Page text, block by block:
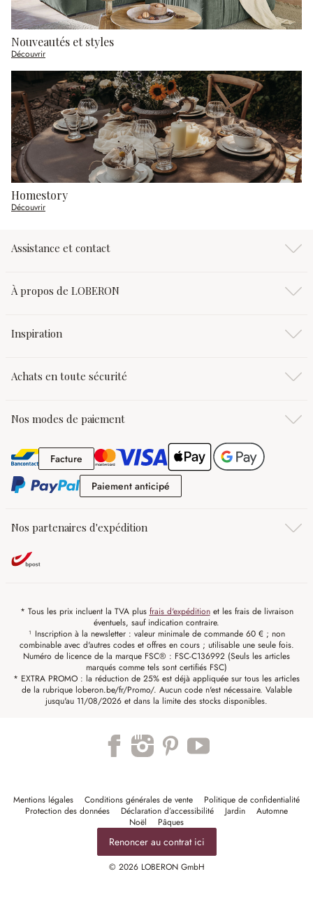
Nouveautés et styles
Découvrir
Homestory
Découvrir
Assistance et contact
À propos de LOBERON
Inspiration
Achats en toute sécurité
Nos modes de paiement
FactureFacture
Paiement anticipé
Nos partenaires d'expédition
* Tous les prix incluent la TVA plus frais d'expéditionet les frais de livraison
éventuels, sauf indication contraire.
¹ Inscription à la newsletter : valeur minimale de commande 60 € ; non
combinable avec d'autres codes et offres en cours ; utilisable une seule fois.
Numéro de licence de la marque FSC® : FSC-C136992 (Seuls les articles
marqués comme tels sont certifiés FSC)
* EXTRA PROMO : la réduction de 25% est déjà appliquée sur tous les articles
de la rubrique loberon.be/fr/Promo/. Aucun code n'est nécessaire. Valable
jusqu'au 11/08/2026 et dans la limite des stocks disponibles.
Mentions légales Conditions générales de vente
Politique de confidentialité
Protection des données
Déclaration d’accessibilité Jardin
Automne
Noël
Pâques
Renoncer au contrat ici
© 2026 LOBERON GmbH